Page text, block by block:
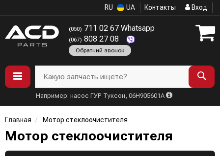
RU UA Контакты Вход
(050) 711 02 67 Whatsapp
(067) 808 27 08
Обратний звонок
Какую запчасть ищете?
Например: насос ГУР Туксон, 06H905601A
Главная Мотор стеклоочистителя
Мотор стеклоочистителя